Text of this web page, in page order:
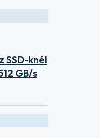
SSD-knél
GB/s